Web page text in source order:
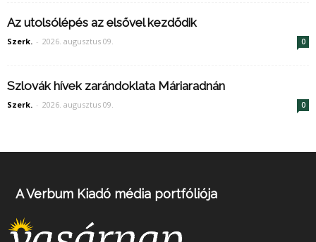
Az utolsólépés az elsővel kezdődik
Szerk. - 2026. augusztus 09. 0
Szlovák hívek zarándoklata Máriaradnán
Szerk. - 2026. augusztus 09. 0
A Verbum Kiadó média portfóliója